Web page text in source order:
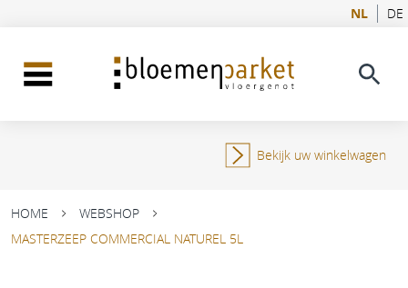
NL DE
Bekijk uw winkelwagen
HOME
WEBSHOP
MASTERZEEP COMMERCIAL NATUREL 5L